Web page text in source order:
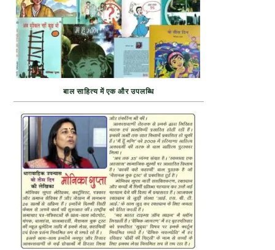
बाल साहित्य में एक और उपलब्धि